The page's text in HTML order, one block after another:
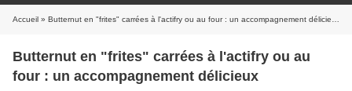
Accueil » Butternut en "frites" carrées à l'actifry ou au four : un accompagnement délicieux
Butternut en "frites" carrées à l'actifry ou au
four : un accompagnement délicieux